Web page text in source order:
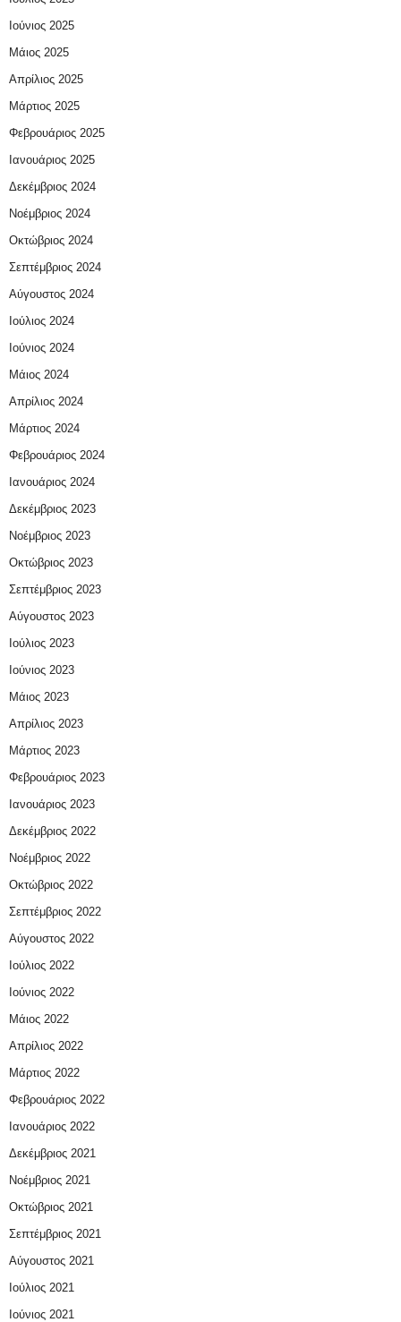
Ιούνιος 2025
Μάιος 2025
Απρίλιος 2025
Μάρτιος 2025
Φεβρουάριος 2025
Ιανουάριος 2025
Δεκέμβριος 2024
Νοέμβριος 2024
Οκτώβριος 2024
Σεπτέμβριος 2024
Αύγουστος 2024
Ιούλιος 2024
Ιούνιος 2024
Μάιος 2024
Απρίλιος 2024
Μάρτιος 2024
Φεβρουάριος 2024
Ιανουάριος 2024
Δεκέμβριος 2023
Νοέμβριος 2023
Οκτώβριος 2023
Σεπτέμβριος 2023
Αύγουστος 2023
Ιούλιος 2023
Ιούνιος 2023
Μάιος 2023
Απρίλιος 2023
Μάρτιος 2023
Φεβρουάριος 2023
Ιανουάριος 2023
Δεκέμβριος 2022
Νοέμβριος 2022
Οκτώβριος 2022
Σεπτέμβριος 2022
Αύγουστος 2022
Ιούλιος 2022
Ιούνιος 2022
Μάιος 2022
Απρίλιος 2022
Μάρτιος 2022
Φεβρουάριος 2022
Ιανουάριος 2022
Δεκέμβριος 2021
Νοέμβριος 2021
Οκτώβριος 2021
Σεπτέμβριος 2021
Αύγουστος 2021
Ιούλιος 2021
Ιούνιος 2021